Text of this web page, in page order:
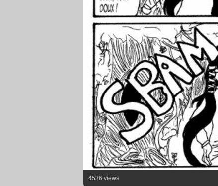
4536 views